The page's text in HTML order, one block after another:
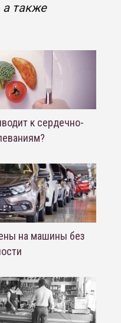
а также
к сердечно-
на машины без